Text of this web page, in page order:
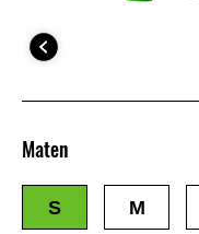
Maten
S M